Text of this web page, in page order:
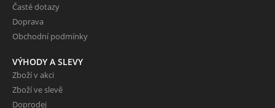
Časté dotazy
Doprava
Obchodní podmínky
VÝHODY A SLEVY
Zboží v akci
Zboží ve slevě
Doprodej